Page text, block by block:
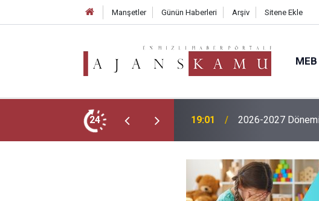
Manşetler Günün Haberleri Arşiv Sitene Ekle
MEB
24
Başvurusu Nasıl Yapılır? 17:02
TMO 2026 Sezonu
250 TL